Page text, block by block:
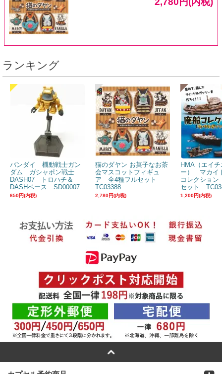
ランキング
バンダイ 機動戦士ガン
ダム ガシャポン戦士
DASH07 トロハチ＆
DASHベース SD00007
650円(内税)
猫のダヤン お菓子なお茶
会マスコットフィギュ
ア 全4種フルセット
TC03388
2,780円(内税)
HMA（エイ
ー） マカイ
コレクショ
セット
1,200円(内税)